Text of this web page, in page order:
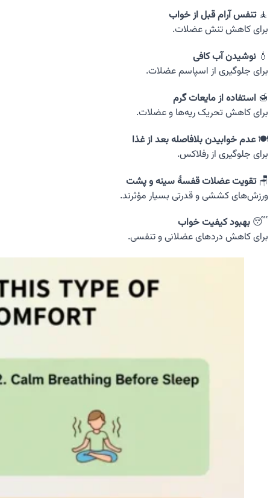
🧘تنفس آرام قبل از خواب
برای کاهش تنش عضلات.
💧 نوشیدن آب کافی
برای جلوگیری از اسپاسم عضلات.
🍯 استفاده از مایعات گرم
برای کاهش تحریک ریه‌ها و عضلات.
🍽️عدم خوابیدن بلافاصله بعد از غذا
برای جلوگیری از رفلاکس.
🪑تقویت عضلات قفسهٔ سینه و پشت
ورزش‌های کششی و قدرتی بسیار مؤثرند.
😴 بهبود کیفیت خواب
برای کاهش دردهای عضلانی و تنفسی.